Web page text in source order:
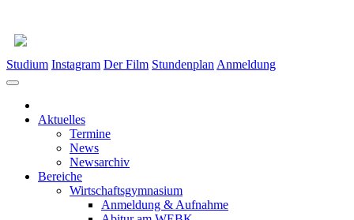
Studium Instagram Der Film Stundenplan Anmeldung
Aktuelles
Termine
News
Newsarchiv
Bereiche
Wirtschaftsgymnasium
Anmeldung & Aufnahme